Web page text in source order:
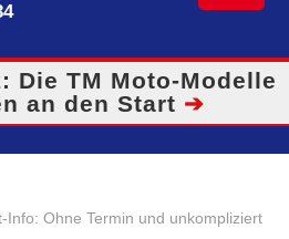
Die TM Moto-Modelle
an den Start ➔
Ohne Termin und unkompliziert